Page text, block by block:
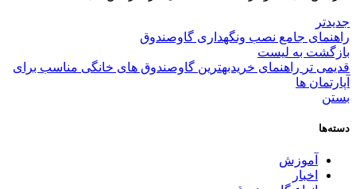
جدیدتر
راهنمای جامع نصب ونگهداری گاوصندوق
بازگشت به لیست
قدیمی تر راهنمای خریدبهترین گاوصندوق های خانگی مناسب برای
آپارتمان ها
بستن
دسته‌ها
آموزش
اخبار